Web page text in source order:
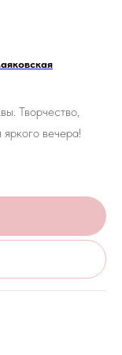
Творчество,
вечера!